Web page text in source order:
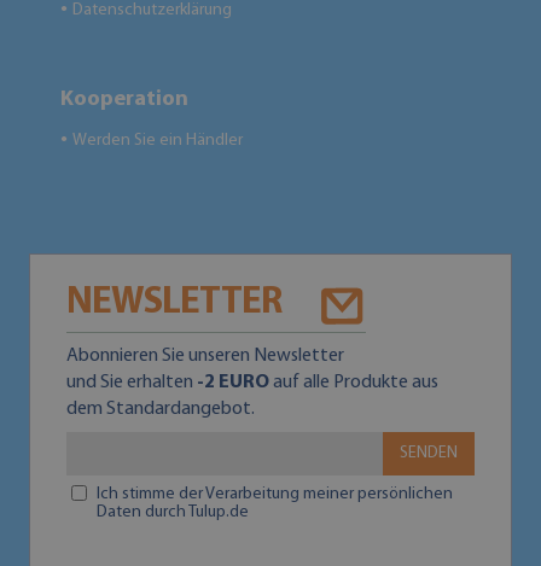
● Datenschutzerklärung
Kooperation
● Werden Sie ein Händler
NEWSLETTER
Abonnieren Sie unseren Newsletter
und Sie erhalten -2 EUROauf alle Produkte aus
dem Standardangebot.
SENDEN
Ich stimme der Verarbeitung meiner persönlichen
Daten durch Tulup.de